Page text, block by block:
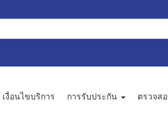
เงื่อนไขบริการ การรับประกัน ตรวจส